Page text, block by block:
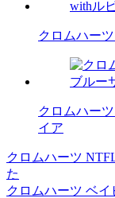
クロムハー
クロムハー
イア
投
稿
クロムハーツ
た
クロムハーツ ベ